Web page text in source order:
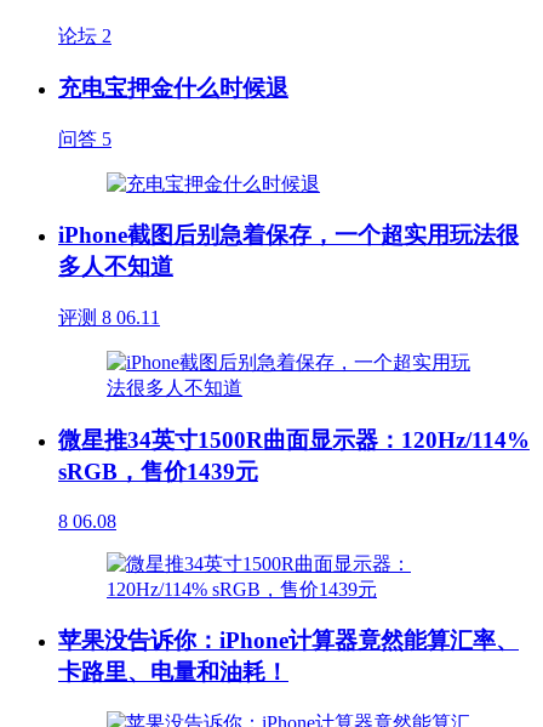
论坛 2
充电宝押金什么时候退
问答 5
iPhone截图后别急着保存，一个超实用玩法很
多人不知道
评测 8 06.11
微星推34英寸1500R曲面显示器：120Hz/114%
sRGB，售价1439元
8 06.08
苹果没告诉你：iPhone计算器竟然能算汇率、
卡路里、电量和油耗！